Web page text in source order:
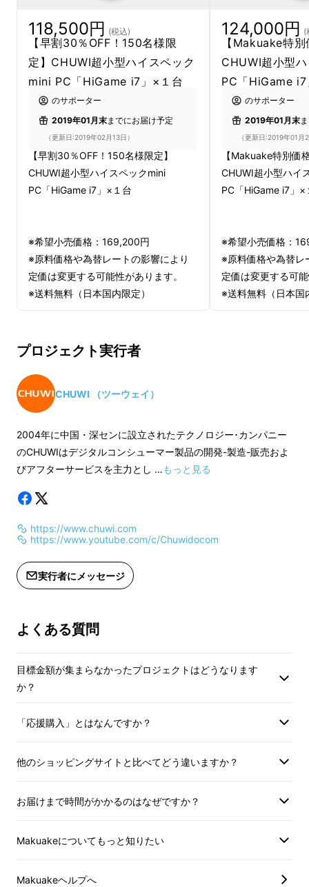
118,500円 (税込)
【早割30％OFF！150名様限
定】CHUWI超小型ハイスペック
mini PC「HiGame i7」×１台
のサポーター
2019年01月末までにお届け予定
（更新日:2019年02月13日）
【早割30％OFF！150名様限定】
CHUWI超小型ハイスペックmini
PC「HiGame i7」×１台
※希望小売価格：169,200円
※原料価格や為替レートの影響により
定価は変更する可能性があります。
※送料無料（日本国内限定）
124,000円 (
【Makuake特
CHUWI超小型
PC「HiGame
のサポーター
2019年01月末
（更新日:2019年01月
【Makuake特別価
CHUWI超小型ハイ
PC「HiGame i7」×
※希望小売価格：
※原料価格や為替レ
定価は変更する可
※送料無料（日本国
プロジェクト実行者
CHUWI （ツーウェイ）
2004年に中国・深センに設立されたテクノロジー･カンパニー
のCHUWIはデジタルコンシューマー製品の開発-製造-販売およ
びアフターサービスを主力とし …もっと見る
https://www.chuwi.com
https://www.youtube.com/c/Chuwidocom
実行者にメッセージ
よくある質問
目標金額が集まらなかったプロジェクトはどうなります
か？
「応援購入」とはなんですか？
他のショッピングサイトと比べてどう違いますか？
お届けまで時間がかかるのはなぜですか？
Makuakeについてもっと知りたい
Makuakeヘルプへ